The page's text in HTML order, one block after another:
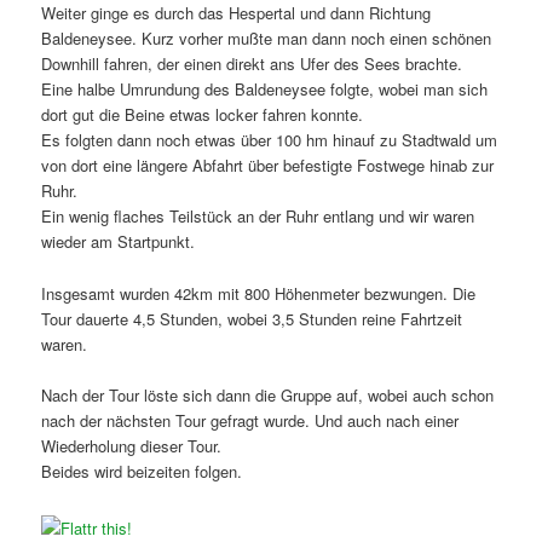
Weiter ginge es durch das Hespertal und dann Richtung
Baldeneysee. Kurz vorher mußte man dann noch einen schönen
Downhill fahren, der einen direkt ans Ufer des Sees brachte.
Eine halbe Umrundung des Baldeneysee folgte, wobei man sich
dort gut die Beine etwas locker fahren konnte.
Es folgten dann noch etwas über 100 hm hinauf zu Stadtwald um
von dort eine längere Abfahrt über befestigte Fostwege hinab zur
Ruhr.
Ein wenig flaches Teilstück an der Ruhr entlang und wir waren
wieder am Startpunkt.
Insgesamt wurden 42km mit 800 Höhenmeter bezwungen. Die
Tour dauerte 4,5 Stunden, wobei 3,5 Stunden reine Fahrtzeit
waren.
Nach der Tour löste sich dann die Gruppe auf, wobei auch schon
nach der nächsten Tour gefragt wurde. Und auch nach einer
Wiederholung dieser Tour.
Beides wird beizeiten folgen.